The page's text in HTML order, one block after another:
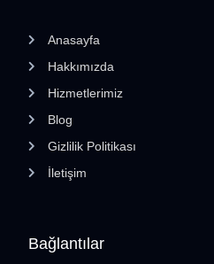
Bağlantılar
Anasayfa
Hakkımızda
Hizmetlerimiz
Blog
Gizlilik Politikası
İletişim